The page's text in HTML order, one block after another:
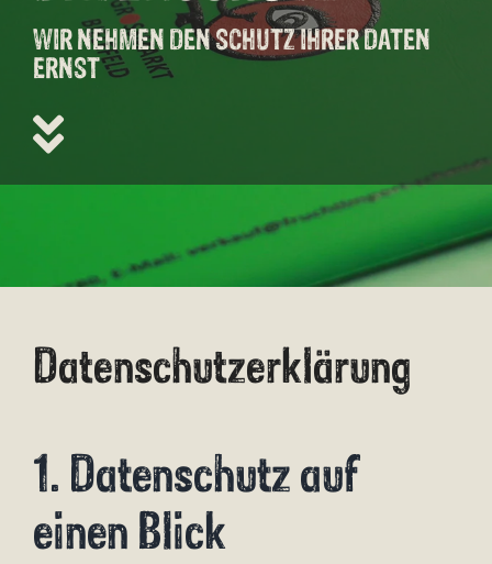
WIR NEHMEN DEN SCHUTZ IHRER DATEN
ERNST
Datenschutzerklärung
1. Datenschutz auf
einen Blick